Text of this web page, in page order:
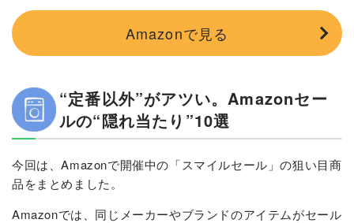
Amazonで見る
“定番以外”がアツい。Amazonセー
ルの“隠れ当たり”10選
今回は、Amazonで開催中の「スマイルセール」の狙い目商
品をまとめました。
Amazonでは、同じメーカーやブランドのアイテムがセール